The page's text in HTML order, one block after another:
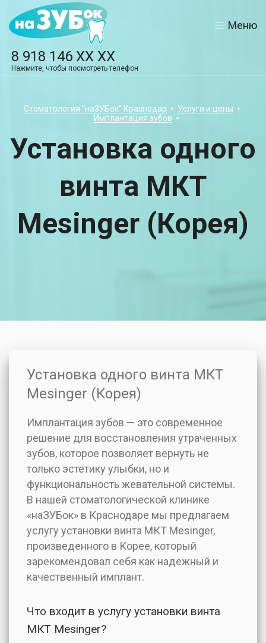
Меню
8 918 146 XX XX
Нажмите, чтобы посмотреть телефон
Стоматология "наЗУБок" Краснодар
Услуги и цены
Имплантация зубов
Установка одного
винта МКТ
Mesinger (Корея)
Установка одного винта МКТ
Mesinger (Корея)
Имплантация зубов — это современное
решение для восстановления утраченных
зубов, которое позволяет вернуть не
только эстетику улыбки, но и
функциональность жевательной системы.
В нашей стоматологической клинике
«наЗУБок» в Краснодаре мы предлагаем
услугу установки винта МКТ Mesinger,
произведенного в Корее, который
зарекомендовал себя как надежный и
качественный имплант.
Что входит в услугу установки винта
МКТ Mesinger?